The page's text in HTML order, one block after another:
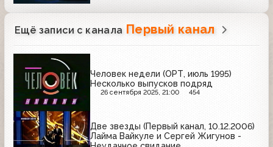
Ещё записи с канала Первый канал
Человек недели (ОРТ, июль 1995)
Несколько выпусков подряд
26 сентября 2025, 21:00 454
Две звезды (Первый канал, 10.12.2006)
Лайма Вайкуле и Сергей Жигунов -